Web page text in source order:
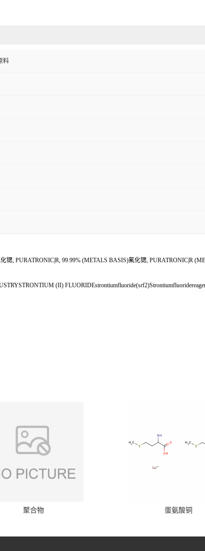
料
, PURATRONIC|R, 99.99% (METALS BASIS)氟化锶, PURATRONIC|R
(II)
聚合物 蛋氨酸铜